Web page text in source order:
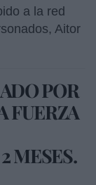
a la red
Aitor
POR
FUERZA
MESES.